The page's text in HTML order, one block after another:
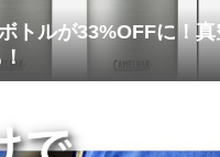
トルが33%OFFに！真